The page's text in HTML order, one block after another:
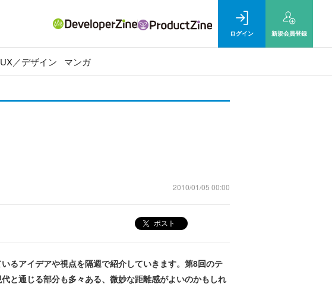
ログイン 新規会員登録
UX／デザイン マンガ
2010/01/05 00:00
ポスト
るアイデアや視点を隔週で紹介していきます。第8回のテ
と通じる部分も多々ある、微妙な距離感がよいのかもしれ